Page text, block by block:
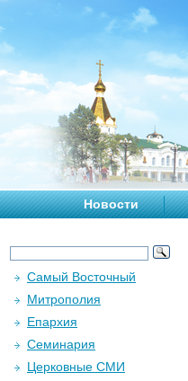
Новости
Самый Восточный
Митрополия
Епархия
Семинария
Церковные СМИ